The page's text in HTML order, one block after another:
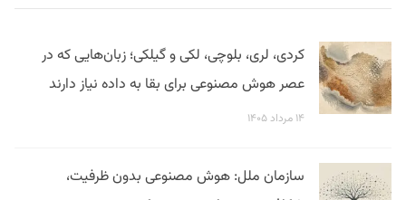
کردی، لری، بلوچی، لکی و گیلکی؛ زبان‌هایی که در
عصر هوش مصنوعی برای بقا به داده نیاز دارند
۱۴ مرداد ۱۴۰۵
سازمان ملل: هوش مصنوعی بدون ظرفیت،